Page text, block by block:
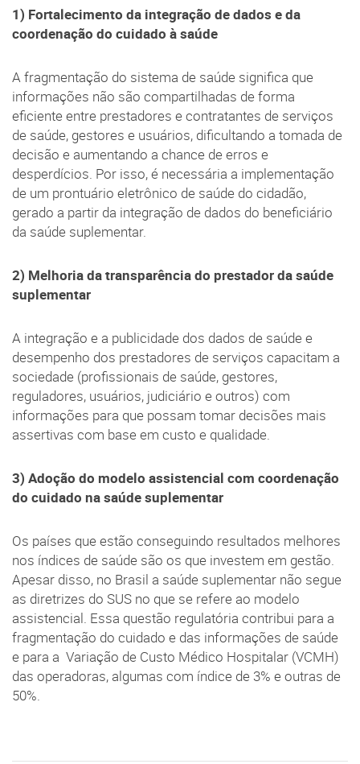
1) Fortalecimento da integração de dados e da
coordenação do cuidado à saúde
A fragmentação do sistema de saúde significa que
informações não são compartilhadas de forma
eficiente entre prestadores e contratantes de serviços
de saúde, gestores e usuários, dificultando a tomada de
decisão e aumentando a chance de erros e
desperdícios. Por isso, é necessária a implementação
de um prontuário eletrônico de saúde do cidadão,
gerado a partir da integração de dados do beneficiário
da saúde suplementar.
2) Melhoria da transparência do prestador da saúde
suplementar
A integração e a publicidade dos dados de saúde e
desempenho dos prestadores de serviços capacitam a
sociedade (profissionais de saúde, gestores,
reguladores, usuários, judiciário e outros) com
informações para que possam tomar decisões mais
assertivas com base em custo e qualidade.
3) Adoção do modelo assistencial com coordenação
do cuidado na saúde suplementar
Os países que estão conseguindo resultados melhores
nos índices de saúde são os que investem em gestão.
Apesar disso, no Brasil a saúde suplementar não segue
as diretrizes do SUS no que se refere ao modelo
assistencial. Essa questão regulatória contribui para a
fragmentação do cuidado e das informações de saúde
e para a Variação de Custo Médico Hospitalar (VCMH)
das operadoras, algumas com índice de 3% e outras de
50%.